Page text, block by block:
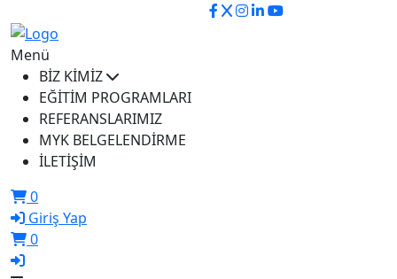
Menü
BİZ KİMİZ
EĞİTİM PROGRAMLARI
REFERANSLARIMIZ
MYK BELGELENDİRME
İLETİŞİM
0
Giriş Yap
0